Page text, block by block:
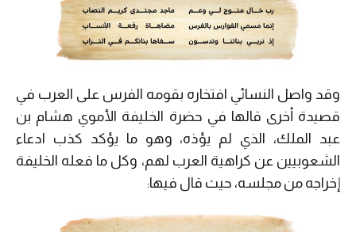
وقد واصل النسائي افتخاره بقومه الفرس على العرب في
قصيدة أخرى قالها في حضرة الخليفة الأموي هشام بن
عبد الملك، الذي لم يؤذه، وهو ما يؤكد كذب ادعاء
الشعوبيين عن كراهية العرب لهم، وكل ما فعله الخليفة
إخراجه من مجلسه، حيث قال فيها: